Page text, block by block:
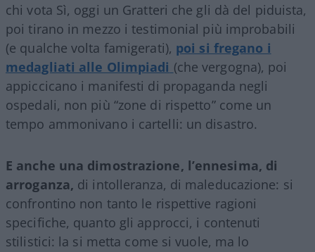
chi vota Sì, oggi un Gratteri che gli dà del piduista,
poi tirano in mezzo i testimonial più improbabili
(e qualche volta famigerati), poi si fregano i
medagliati alle Olimpiadi (che vergogna), poi
appiccicano i manifesti di propaganda negli
ospedali, non più “zone di rispetto” come un
tempo ammonivano i cartelli: un disastro.
E anche una dimostrazione, l’ennesima, di
arroganza, di intolleranza, di maleducazione: si
confrontino non tanto le rispettive ragioni
specifiche, quanto gli approcci, i contenuti
stilistici: la si metta come si vuole, ma lo